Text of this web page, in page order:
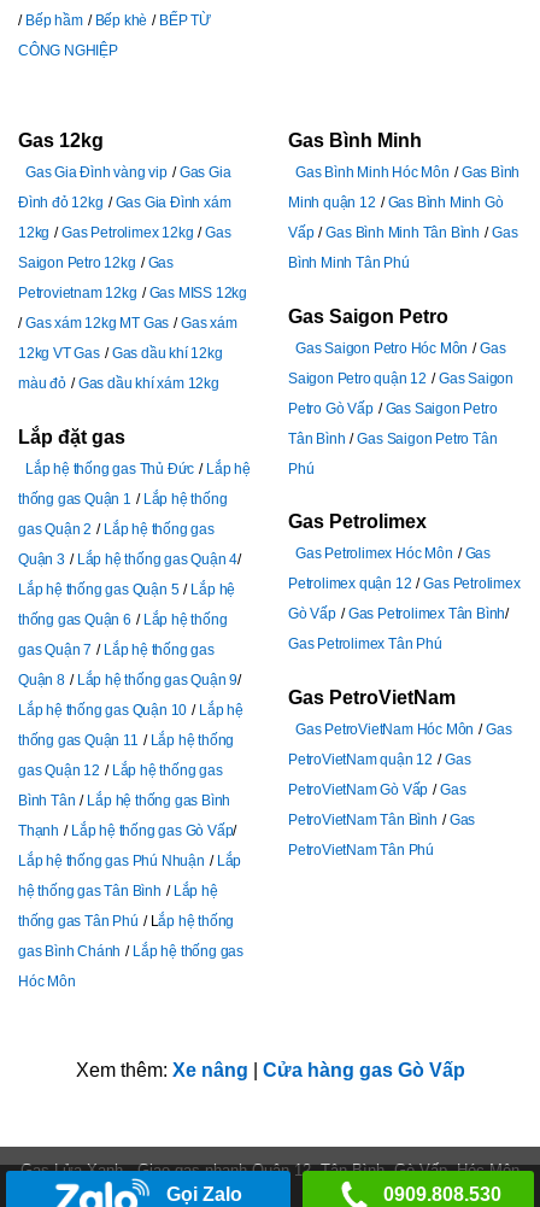
Bếp hầm
Bếp khè
BẾP TỪ
CÔNG NGHIỆP
Gas 12kg
Gas Gia Đình vàng vip
Gas Gia
Đình đỏ 12kg
Gas Gia Đình xám
12kg
Gas Petrolimex 12kg
Gas
Saigon Petro 12kg
Gas
Petrovietnam 12kg
Gas MISS 12kg
Gas xám 12kg MT Gas
Gas xám
12kg VT Gas
Gas dầu khí 12kg
màu đỏ
Gas dầu khí xám 12kg
Lắp đặt gas
Lắp hệ thống gas Thủ Đức
Lắp hệ
thống gas Quận 1
Lắp hệ thống
gas Quận 2
Lắp hệ thống gas
Quận 3
Lắp hệ thống gas Quận 4
Lắp hệ thống gas Quận 5
Lắp hệ
thống gas Quận 6
Lắp hệ thống
gas Quận 7
Lắp hệ thống gas
Quận 8
Lắp hệ thống gas Quận 9
Lắp hệ thống gas Quận 10
Lắp hệ
thống gas Quận 11
Lắp hệ thống
gas Quận 12
Lắp hệ thống gas
Bình Tân
Lắp hệ thống gas Bình
Thạnh
Lắp hệ thống gas Gò Vấp
Lắp hệ thống gas Phú Nhuận
Lắp
hệ thống gas Tân Bình
Lắp hệ
thống gas Tân Phú
Lắp hệ thống
gas Bình Chánh
Lắp hệ thống gas
Hóc Môn
Gas Bình Minh
Gas Bình Minh Hóc Môn
Gas Bình
Minh quận 12
Gas Bình Minh Gò
Vấp
Gas Bình Minh Tân Bình
Gas
Bình Minh Tân Phú
Gas Saigon Petro
Gas Saigon Petro Hóc Môn
Gas
Saigon Petro quận 12
Gas Saigon
Petro Gò Vấp
Gas Saigon Petro
Tân Bình
Gas Saigon Petro Tân
Phú
Gas Petrolimex
Gas Petrolimex Hóc Môn
Gas
Petrolimex quận 12
Gas Petrolimex
Gò Vấp
Gas Petrolimex Tân Bình
Gas Petrolimex Tân Phú
Gas PetroVietNam
Gas PetroVietNam Hóc Môn
Gas
PetroVietNam quận 12
Gas
PetroVietNam Gò Vấp
Gas
PetroVietNam Tân Bình
Gas
PetroVietNam Tân Phú
Xem thêm: Xe nâng Cửa hàng gas Gò Vấp
Gas Lửa Xanh - Giao gas nhanh Quận 12, Tân Bình, Gò Vấp, Hóc Môn
Gọi Zalo 0909.808.530